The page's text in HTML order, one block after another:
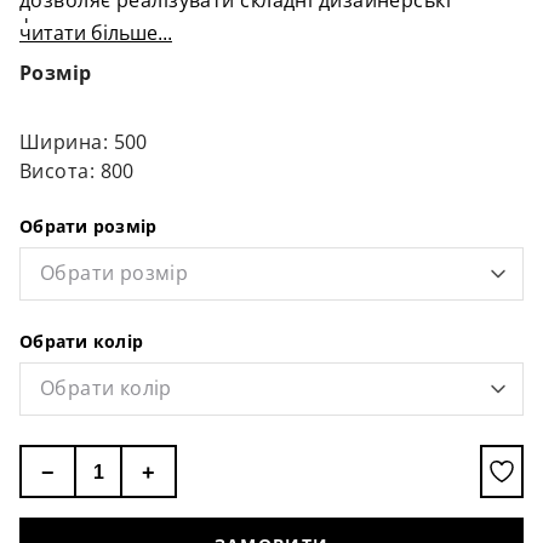
форми.
читати більше...
Розмір
Ширина: 500
Висота: 800
Обрати розмір
Обрати розмір
Обрати колір
Обрати колір
− +